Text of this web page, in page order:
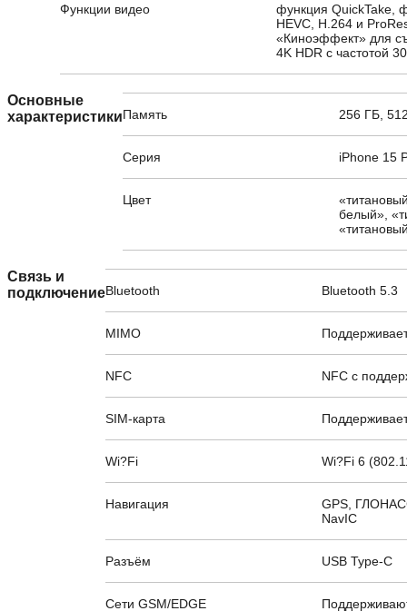
Функции видео
функция QuickTake,
HEVC, H.264 и
«Киноэффект» для
4K HDR с частотой
Основные
характеристикиПамять 256 ГБ,
Серия iPhone 15
Цвет
белый»,
Связь и
подключениеBluetooth Bluetooth 5.3
MIMO
NFC NFC с
SIM-карта
Wi?Fi Wi?Fi 6
Навигация
GPS,
NavIC
Разъём USB Type-C
Сети GSM/EDGE